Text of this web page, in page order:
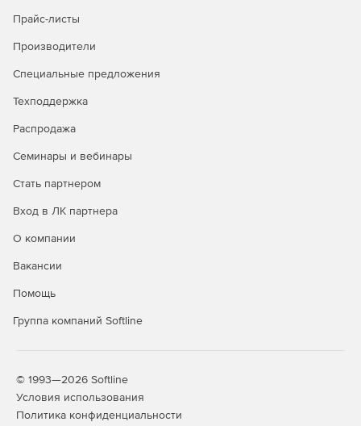
Справочники и агрегаторы: быстрый поиск
при вводе адреса, отображение карточек объектов с
Технические особенности
Платформы и минимальные требования: поддержка
iOS (от 13 версии), Android (API 26 / Android 8.0 «Oreo»
(Maven Central для Android, CocoaPods для iOS, pub
интерфейс.
Управление жизненным циклом: обязательное
Параметры и структура данных: работа с
координатами, полигонами, полилиниями, метками;
Прайс-листы
Производители
Специальные предложения
Техподдержка
Распродажа
Семинары и вебинары
Стать партнером
Вход в ЛК партнера
О компании
Вакансии
Помощь
Группа компаний Softline
© 1993—2026 Softline
Условия использования
Политика конфиденциальности